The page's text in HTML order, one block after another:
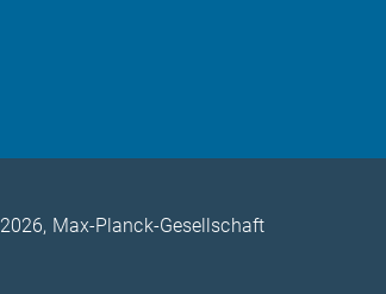
2026, Max-Planck-Gesellschaft